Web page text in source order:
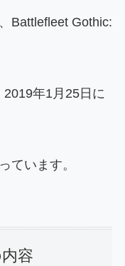
Battlefleet Gothic:
年1月25日に
ています。
容